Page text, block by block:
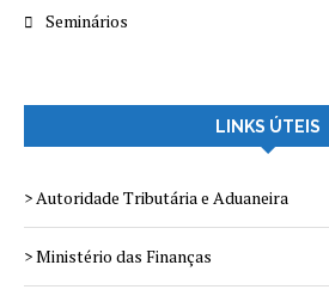
Seminários
LINKS ÚTEIS
> Autoridade Tributária e Aduaneira
> Ministério das Finanças